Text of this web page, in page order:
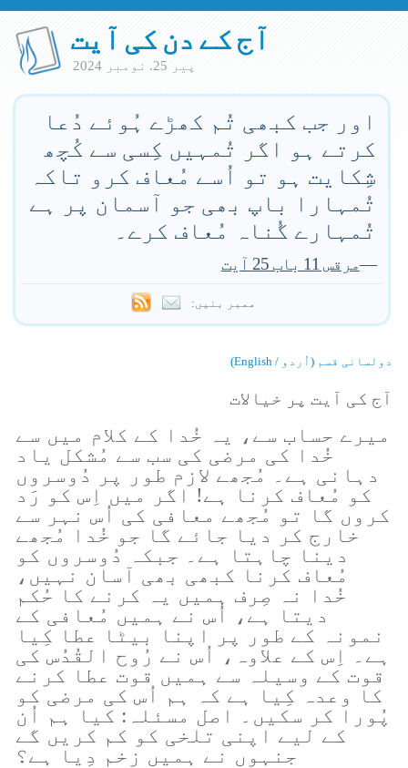
آج کے دن کی آیت
پير 25. نومبر 2024
اور جب کبھی تُم کھڑے ہُوئے دُعا
کرتے ہو اگر تُمہیں کِسی سے کُچھ
شِکایت ہو تو اُسے مُعاف کرو تاکہ
تُمہارا باپ بھی جو آسمان پر ہے
تُمہارے گُناہ مُعاف کرے۔
—مرقس 11 باب 25 آیت
ممبر بنیں:
دولسانی قسم (اُردو / English)
آج کی آیت پر خیالات
میرے حساب سے، یہ خُدا کے کلام میں سے
خُدا کی مرضی کی سب سے مُشکل یاد
دہانی ہے۔ مُجھے لازم طور پر دُوسروں
کو مُعاف کرنا ہے! اگر میں اِس کو رَد
کروں گا تو مُجھے معافی کی اُس نہر سے
خارج کر دیا جائے گا جو خُدا مُجھے
دینا چاہتا ہے۔ جبکہ دُوسروں کو
مُعاف کرنا کبھی بھی آسان نہیں،
خُدا نہ صِرف ہمیں یہ کرنے کا حُکم
دیتا ہے، اُس نے ہمیں مُعافی کے
نمونہ کے طور پر اپنا بیٹا عطا کِیا
ہے۔ اِس کے علاوہ، اُس نے رُوح القُدُس کی
قوت کے وسیلہ سے ہمیں قوت عطا کرنے
کا وعدہ کِیا ہے کہ ہم اُس کی مرضی کو
پُورا کر سکیں۔ اصل مسئلہ: کیا ہم اُن
کے لیے اپنی تلخی کو کم کریں گے
جنہوں نے ہمیں زخم دِیا ہے؟